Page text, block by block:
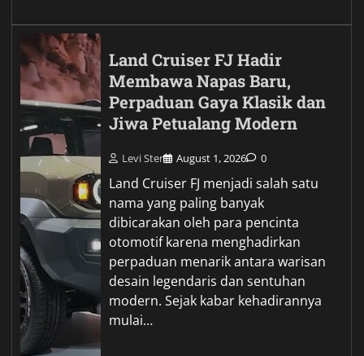
Land Cruiser FJ Hadir
Membawa Napas Baru,
Perpaduan Gaya Klasik dan
Jiwa Petualang Modern
Levi Ster August 1, 2026 0
Land Cruiser FJ menjadi salah satu
nama yang paling banyak
dibicarakan oleh para pencinta
otomotif karena menghadirkan
perpaduan menarik antara warisan
desain legendaris dan sentuhan
modern. Sejak kabar kehadirannya
mulai…